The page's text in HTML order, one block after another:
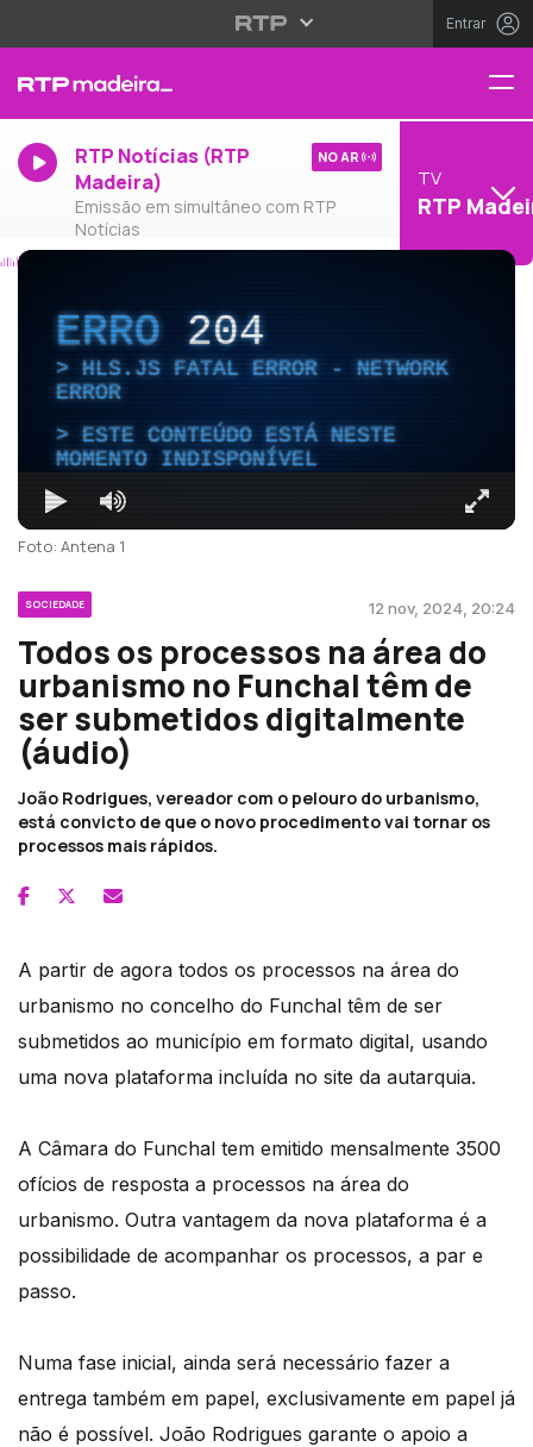
Entrar
RTP Notícias (RTP
Madeira)
Emissão em simultâneo com RTP
Notícias
NO AR
TV
RTP
ERRO204
HLS.JS FATAL ERROR - NETWORK
ERROR
ESTE CONTEÚDO ESTÁ NESTE
MOMENTO INDISPONÍVEL
Foto: Antena 1
SOCIEDADE 12 nov, 2024, 20:24
Todos os processos na área do
urbanismo no Funchal têm de
ser submetidos digitalmente
(áudio)
João Rodrigues, vereador com o pelouro do urbanismo,
está convicto de que o novo procedimento vai tornar os
processos mais rápidos.
A partir de agora todos os processos na área do
urbanismo no concelho do Funchal têm de ser
submetidos ao município em formato digital, usando
uma nova plataforma incluída no site da autarquia.
A Câmara do Funchal tem emitido mensalmente 3500
ofícios de resposta a processos na área do
urbanismo. Outra vantagem da nova plataforma é a
possibilidade de acompanhar os processos, a par e
passo.
Numa fase inicial, ainda será necessário fazer a
entrega também em papel, exclusivamente em papel já
não é possível. João Rodrigues garante o apoio a